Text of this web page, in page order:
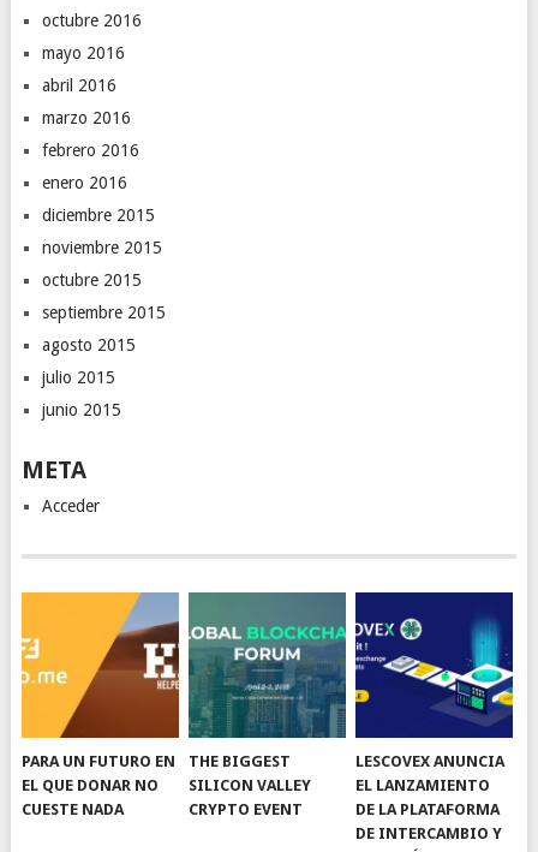
octubre 2016
mayo 2016
abril 2016
marzo 2016
febrero 2016
enero 2016
diciembre 2015
noviembre 2015
octubre 2015
septiembre 2015
agosto 2015
julio 2015
junio 2015
META
Acceder
PARA UN FUTURO EN
EL QUE DONAR NO
CUESTE NADA
THE BIGGEST
SILICON VALLEY
CRYPTO EVENT
LESCOVEX ANUNCIA
EL LANZAMIENTO
DE LA PLATAFORMA
DE INTERCAMBIO Y